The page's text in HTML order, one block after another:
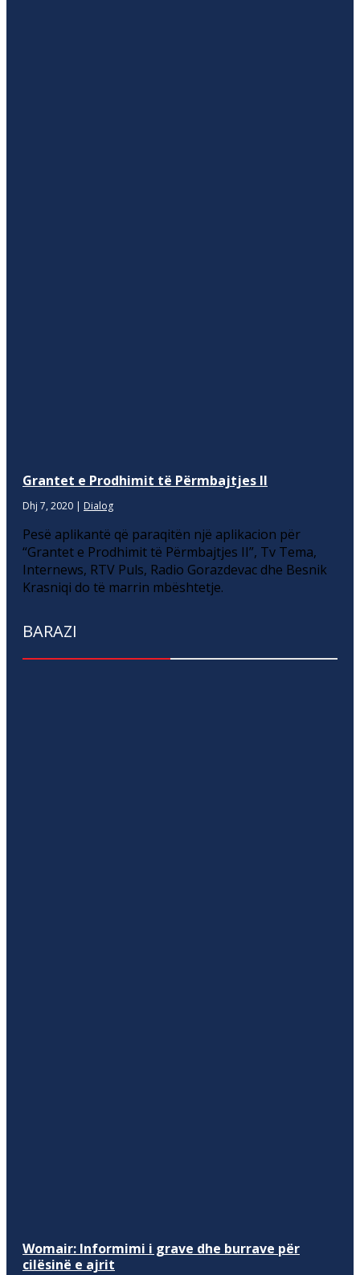
Grantet e Prodhimit të Përmbajtjes II
Dhj 7, 2020 | Dialog
Pesë aplikantë që paraqitën një aplikacion për
“Grantet e Prodhimit të Përmbajtjes II”, Tv Tema,
Internews, RTV Puls, Radio Gorazdevac dhe Besnik
Krasniqi do të marrin mbështetje.
BARAZI
Womair: Informimi i grave dhe burrave për
cilësinë e ajrit